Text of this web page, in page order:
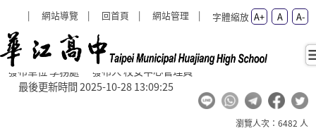
網站導覽
回首頁 網站管理 字體縮放 A+ A A-
防災演練計畫 - 學務處 - hcsh
防災演練計畫
發布單位 學務處 發布人 校安中心管理員
最後更新時間 2025-10-28 13:09:25
瀏覽人次：6482 人